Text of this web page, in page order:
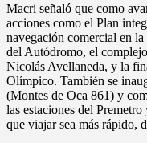
Macri señaló que como
acciones como el Plan
navegación comercial en
del Autódromo, el
Nicolás Avellaneda, y la
Olímpico. También se
(Montes de Oca 861) y
las estaciones del
que viajar sea más rápido,